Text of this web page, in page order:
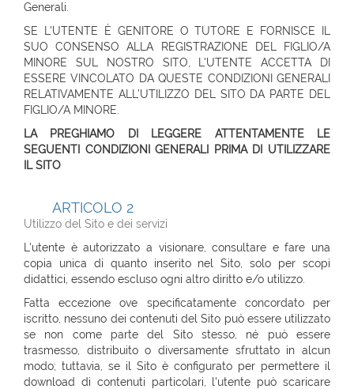
Generali.
SE L'UTENTE È GENITORE O TUTORE E FORNISCE IL
SUO CONSENSO ALLA REGISTRAZIONE DEL FIGLIO/A
MINORE SUL NOSTRO SITO, L'UTENTE ACCETTA DI
ESSERE VINCOLATO DA QUESTE CONDIZIONI GENERALI
RELATIVAMENTE ALL’UTILIZZO DEL SITO DA PARTE DEL
FIGLIO/A MINORE.
LA PREGHIAMO DI LEGGERE ATTENTAMENTE LE
SEGUENTI CONDIZIONI GENERALI PRIMA DI UTILIZZARE
IL SITO
ARTICOLO 2
Utilizzo del Sito e dei servizi
L'utente è autorizzato a visionare, consultare e fare una
copia unica di quanto inserito nel Sito, solo per scopi
didattici, essendo escluso ogni altro diritto e/o utilizzo.
Fatta eccezione ove specificatamente concordato per
iscritto, nessuno dei contenuti del Sito può essere utilizzato
se non come parte del Sito stesso, né può essere
trasmesso, distribuito o diversamente sfruttato in alcun
modo; tuttavia, se il Sito è configurato per permettere il
download di contenuti particolari, l'utente può scaricare